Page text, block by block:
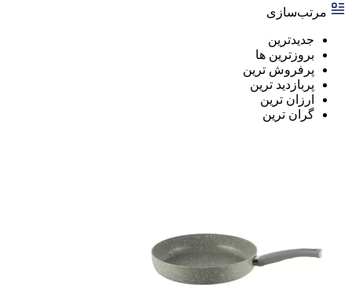
مرتب‌سازی
جدیدترین
بروزترین ها
پرفروش ترین
پربازدید ترین
ارزان ترین
گران ترین